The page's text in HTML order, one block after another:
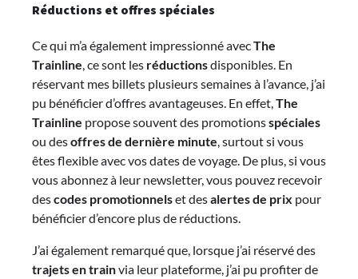
Réductions et offres spéciales
Ce qui m’a également impressionné avecThe
Trainline, ce sont les réductionsdisponibles. En
réservant mes billets plusieurs semaines à l’avance, j’ai
pu bénéficier d’offres avantageuses. En effet,The
Trainline propose souvent des promotionsspéciales
ou desoffres de dernière minute, surtout si vous
êtes flexible avec vos dates de voyage. De plus, si vous
vous abonnez à leur newsletter, vous pouvez recevoir
descodes promotionnelset desalertes de prix pour
bénéficier d’encore plus de réductions.
J’ai également remarqué que, lorsque j’ai réservé des
trajets en trainvia leur plateforme, j’ai pu profiter de